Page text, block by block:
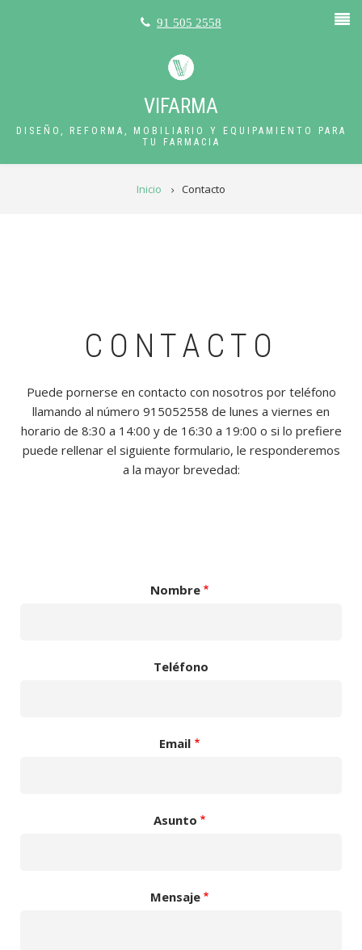
91 505 2558
VIFARMA
DISEÑO, REFORMA, MOBILIARIO Y EQUIPAMIENTO PARA
TU FARMACIA
Inicio Contacto
CONTACTO
Puede pornerse en contacto con nosotros por teléfono
llamando al número 915052558 de lunes a viernes en
horario de 8:30 a 14:00 y de 16:30 a 19:00 o si lo prefiere
puede rellenar el siguiente formulario, le responderemos
a la mayor brevedad:
Nombre
Teléfono
Email
Asunto
Mensaje